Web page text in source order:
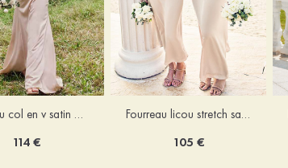
Fourreau col en v satin extensible ras du sol robe de demoiselle d'honneur
114 €
Fourreau licou stretch satin longueur cheville robe de demoiselle d'honneur
105 €